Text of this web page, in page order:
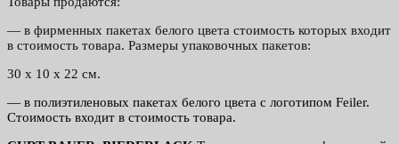
— в фирменных пакетах белого цвета стоимость которых входит
в стоимость товара. Размеры упаковочных пакетов:
30 x 10 x 22 см.
— в полиэтиленовых пакетах белого цвета с логотипом Feiler.
Стоимость входит в стоимость товара.